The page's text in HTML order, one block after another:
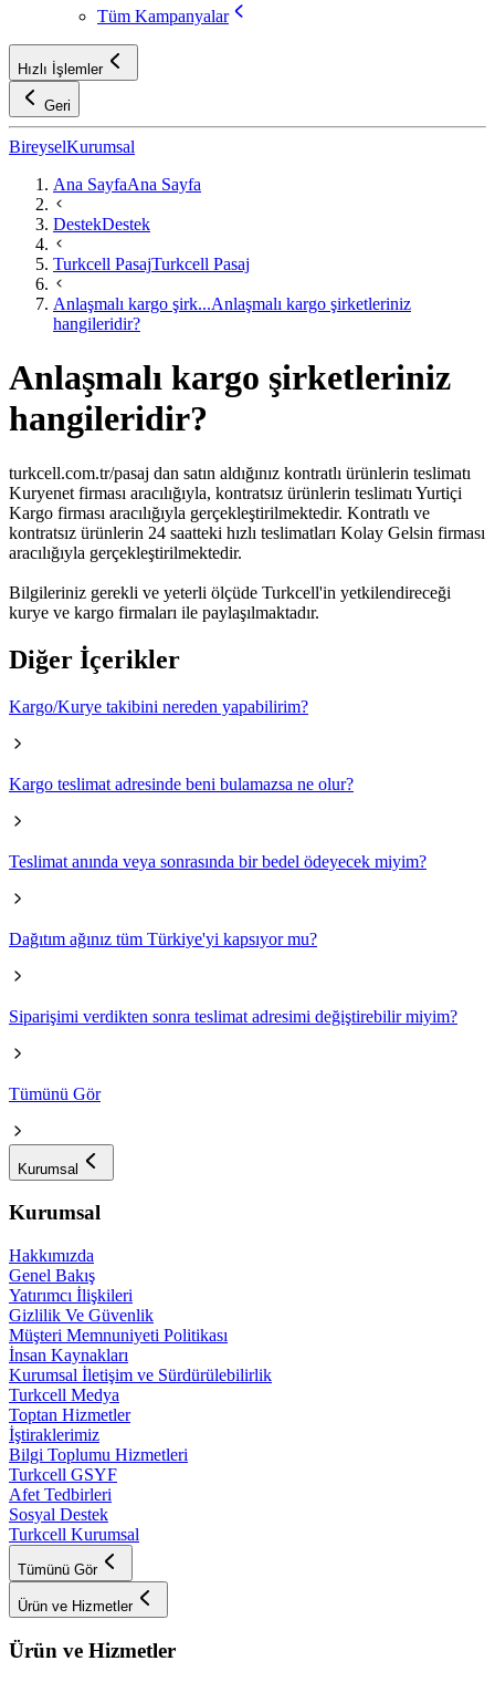
Tüm Kampanyalar
Hızlı İşlemler
Geri
BireyselKurumsal
Ana SayfaAna Sayfa
DestekDestek
Turkcell PasajTurkcell Pasaj
Anlaşmalı kargo şirk...Anlaşmalı kargo şirketleriniz
hangileridir?
Anlaşmalı kargo şirketleriniz
hangileridir?
turkcell.com.tr/pasaj dan satın aldığınız kontratlı ürünlerin teslimatı
Kuryenet​ firması aracılığıyla, kontratsız ürünlerin teslimatı Yurtiçi
Kargo firması aracılığıyla gerçekleştirilmektedir.​ Kontratlı ve
kontratsız ürünlerin 24 saatteki hızlı teslimatları Kolay Gelsin firması
aracılığıyla gerçekleştirilmektedir.
Bilgileriniz gerekli ve yeterli ölçüde Turkcell'in yetkilendireceği
kurye ve kargo firmaları ile paylaşılmaktadır.​
Diğer İçerikler
Kargo/Kurye takibini nereden yapabilirim?
Kargo teslimat adresinde beni bulamazsa ne olur?
Teslimat anında veya sonrasında bir bedel ödeyecek miyim?
Dağıtım ağınız tüm Türkiye'yi kapsıyor mu?
Siparişimi verdikten sonra teslimat adresimi değiştirebilir miyim?
Tümünü Gör
Kurumsal
Kurumsal
Hakkımızda
Genel Bakış
Yatırımcı İlişkileri
Gizlilik Ve Güvenlik
Müşteri Memnuniyeti Politikası
İnsan Kaynakları
Kurumsal İletişim ve Sürdürülebilirlik
Turkcell Medya
Toptan Hizmetler
İştiraklerimiz
Bilgi Toplumu Hizmetleri
Turkcell GSYF
Afet Tedbirleri
Sosyal Destek
Turkcell Kurumsal
Tümünü Gör
Ürün ve Hizmetler
Ürün ve Hizmetler